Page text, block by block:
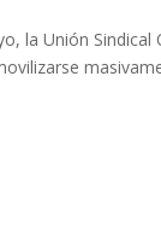
la Unión